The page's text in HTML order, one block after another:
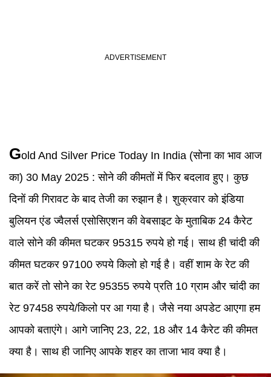
Gold And Silver Price Today In India (सोना का भाव आज
का) 30 May 2025 :सोने की कीमतों में फिर बदलाव हुए। कुछ
दिनों की गिरावट के बाद तेजी का रुझान है। शुक्रवार को इंडिया
बुलियन एंड ज्वैलर्स एसोसिएशन की वेबसाइट के मुताबिक 24 कैरेट
वाले सोने की कीमत घटकर 95315 रुपये हो गई। साथ ही चांदी की
कीमत घटकर 97100 रुपये किलो हो गई है। वहीं शाम के रेट की
बात करें तो सोने का रेट 95355 रुपये प्रति 10 ग्राम और चांदी का
रेट 97458 रुपये/किलो पर आ गया है। जैसे नया अपडेट आएगा हम
आपको बताएंगे। आगे जानिए 23, 22, 18 और 14 कैरेट की कीमत
क्या है। साथ ही जानिए आपके शहर का ताजा भाव क्या है।